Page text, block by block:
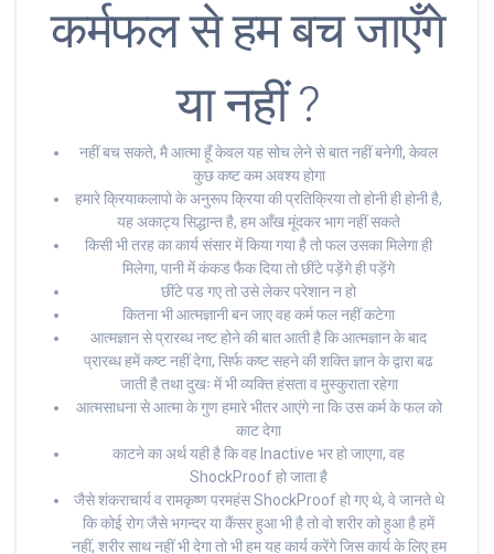
कर्मफल से हम बच जाएँगे
या नहीं ?
नहीं बच सकते, मै आत्मा हूँ केवल यह सोच लेने से बात नहीं बनेगी, केवल
कुछ कष्ट कम अवश्य होगा
हमारे क्रियाकलापो के अनुरूप क्रिया की प्रतिक्रिया तो होनी ही होनी है,
यह अकाट्य सिद्धान्त है, हम आँख मूंदकर भाग नहीं सकते
किसी भी तरह का कार्य संसार में किया गया है तो फल उसका मिलेगा ही
मिलेगा, पानी में कंकड फैक दिया तो छींटे पड़ेंगे ही पड़ेंगे
छींटे पड गए तो उसे लेकर परेशान न हो
कितना भी आत्मज्ञानी बन जाए वह कर्म फल नहीं कटेगा
आत्मज्ञान से प्रारब्ध नष्ट होने की बात आती है कि आत्मज्ञान के बाद
प्रारब्ध हमें कष्ट नहीं देगा, सिर्फ कष्ट सहने की शक्ति ज्ञान के द्वारा बढ
जाती है तथा दुखः में भी व्यक्ति हंसता व मुस्कुराता रहेगा
आत्मसाधना से आत्मा के गुण हमारे भीतर आएंगे ना कि उस कर्म के फल को
काट देगा
काटने का अर्थ यही है कि वह Inactive भर हो जाएगा, वह
ShockProof हो जाता है
जैसे शंकराचार्य व रामकृष्ण परमहंस ShockProof हो गए थे, वे जानते थे
कि कोई रोग जैसे भगन्दर या कैंसर हुआ भी है तो वो शरीर को हुआ है हमें
नहीं, शरीर साथ नहीं भी देगा तो भी हम यह कार्य करेंगे जिस कार्य के लिए हम